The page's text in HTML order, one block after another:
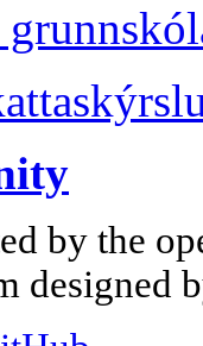
by the
designed